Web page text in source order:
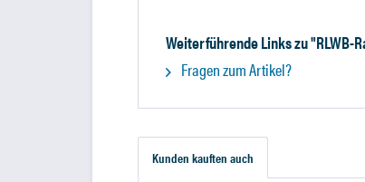
Weiterführende Links zu "RLWB-
Fragen zum Artikel?
Kunden kauften auch